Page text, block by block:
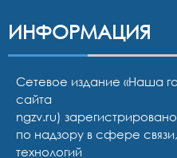
ИНФОРМАЦИЯ
Сетевое издание «Наша
сайта
ngzv.ru)
по надзору в сфере
технологий